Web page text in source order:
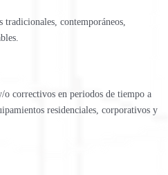
contemporáneos,
o correctivos en periodos de tiempo a
residenciales, corporativos y